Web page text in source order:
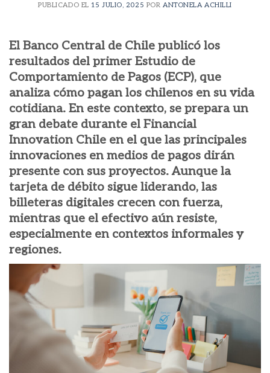
PUBLICADO EL 15 JULIO, 2025 POR ANTONELA ACHILLI
El Banco Central de Chile publicó los
resultados del primer Estudio de
Comportamiento de Pagos (ECP), que
analiza cómo pagan los chilenos en su vida
cotidiana. En este contexto, se prepara un
gran debate durante el Financial
Innovation Chile en el que las principales
innovaciones en medios de pagos dirán
presente con sus proyectos. Aunque la
tarjeta de débito sigue liderando, las
billeteras digitales crecen con fuerza,
mientras que el efectivo aún resiste,
especialmente en contextos informales y
regiones.